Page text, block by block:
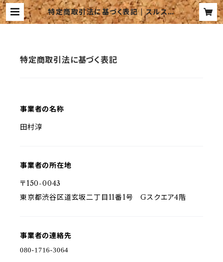
特定商取引法に基づく表記 | スルスキ
Shop
特定商取引法に基づく表記
事業者の名称
田村淳
事業者の所在地
〒150-0043
東京都渋谷区道玄坂二丁目11番1号 Gスクエア4階
事業者の連絡先